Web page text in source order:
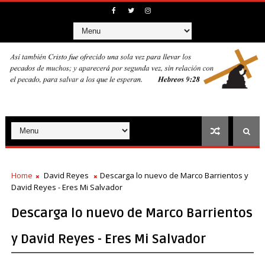
Home David Reyes
Descarga lo nuevo de Marco Barrientos y
David Reyes - Eres Mi Salvador
Descarga lo nuevo de Marco Barrientos
y David Reyes - Eres Mi Salvador